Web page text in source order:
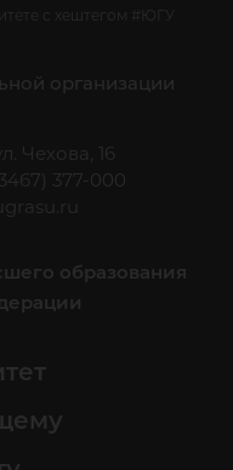
с хештегом #ЮГУ
организации
Чехова, 16
377-000
образования